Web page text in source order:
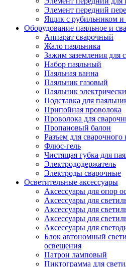
Элемент передний
Ящик с рубильником и
Оборудование паяльное и
Аппарат сварочный
Жало паяльника
Зажим заземления для
Набор паяльный
Паяльная ванна
Паяльник газовый
Паяльник
Подставка для
Припойная проволока
Проволока для
Пропановый балон
Разъем для сварочного
Флюс-гель
Чистящая губка для
Электрододержатель
Электроды сварочные
Осветительные аксессуары
Аксессуары для опор
Аксессуары для
Аксессуары для
Аксессуары для
Аксессуары для
Блок автономный
освещения
Патрон ламповый
Пиктограмма для